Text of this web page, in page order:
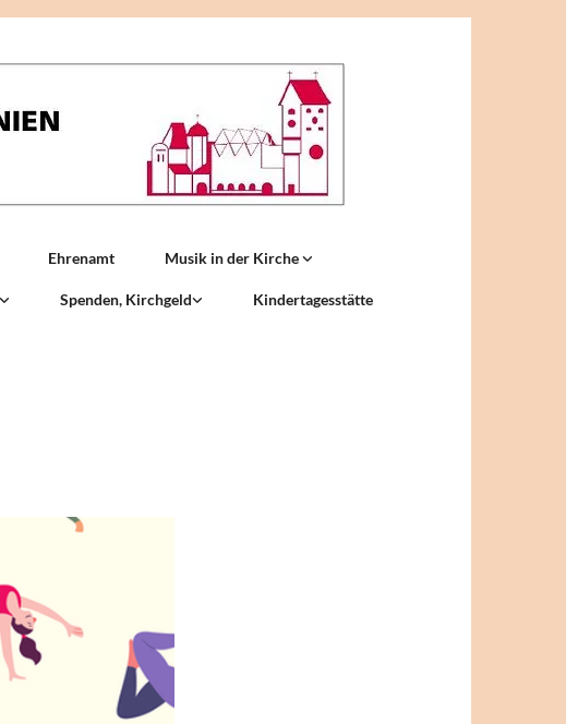
Ehrenamt Musik in der Kirche
Spenden, Kirchgeld Kindertagesstätte